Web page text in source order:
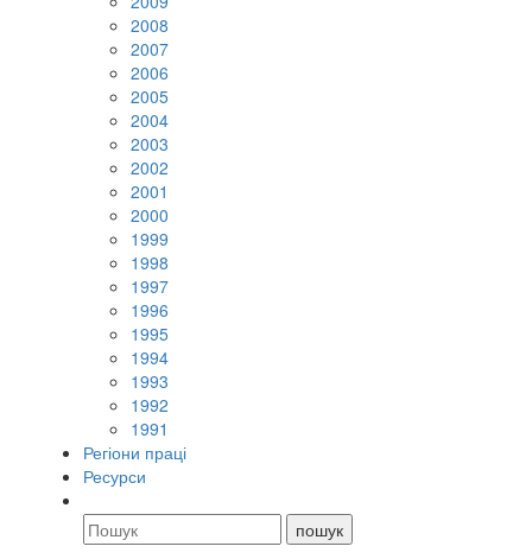
2008
2007
2006
2005
2004
2003
2002
2001
2000
1999
1998
1997
1996
1995
1994
1993
1992
1991
Регіони праці
Ресурси